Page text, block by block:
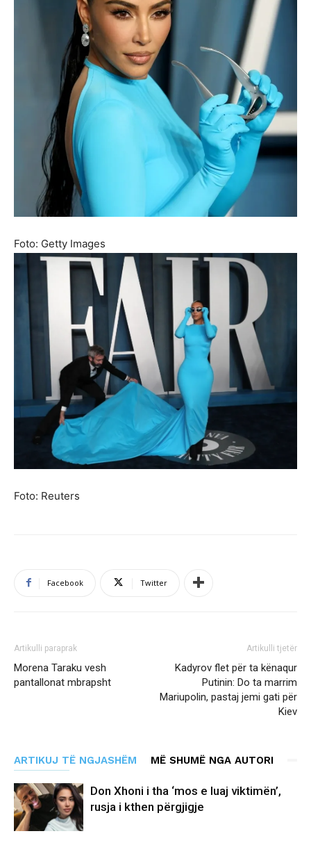
Foto: Getty Images
Foto: Reuters
Facebook Twitter
Artikulli paraprak
Morena Taraku vesh
pantallonat mbrapsht
Artikulli tjetër
Kadyrov flet për ta kënaqur
Putinin: Do ta marrim
Mariupolin, pastaj jemi gati për
Kiev
ARTIKUJ TË NGJASHËM MË SHUMË NGA AUTORI
Don Xhoni i tha ‘mos e luaj viktimën’,
rusja i kthen përgjigje